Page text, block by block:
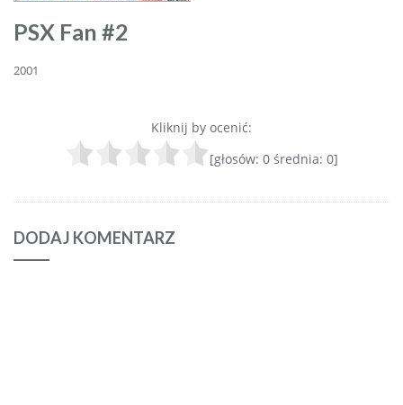
PSX Fan #2
2001
Kliknij by ocenić:
[głosów: 0średnia: 0]
DODAJ KOMENTARZ